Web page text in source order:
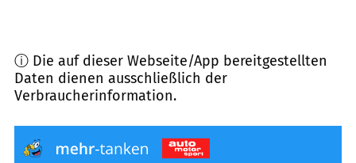
ⓘ Die auf dieser Webseite/App bereitgestellten
Daten dienen ausschließlich der
Verbraucherinformation.